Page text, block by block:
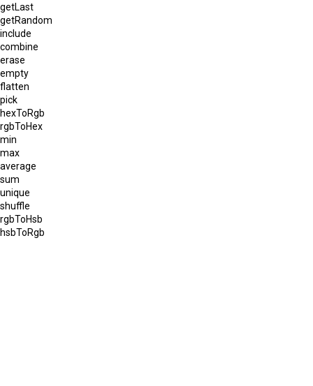
getLast
getRandom
include
combine
erase
empty
flatten
pick
hexToRgb
rgbToHex
min
max
average
sum
unique
shuffle
rgbToHsb
hsbToRgb